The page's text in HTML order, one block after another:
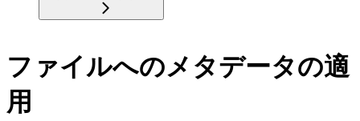
ファイルへのメタデータの適
用